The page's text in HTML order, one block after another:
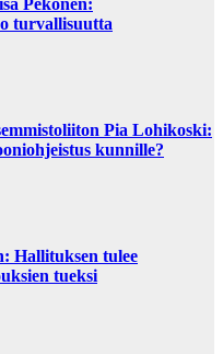
Pekonen:
turvallisuutta
Pia Lohikoski:
kunnille?
Hallituksen tulee
tueksi